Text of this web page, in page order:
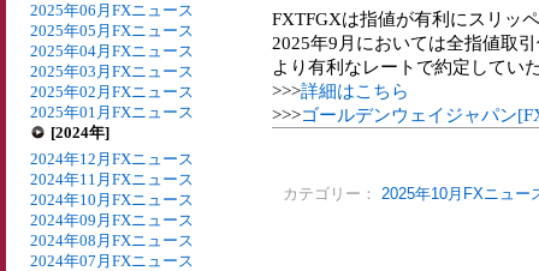
2025年06月FXニュース
2025年05月FXニュース
2025年04月FXニュース
2025年03月FXニュース
2025年02月FXニュース
2025年01月FXニュース
[2024年]
2024年12月FXニュース
2024年11月FXニュース
2024年10月FXニュース
2024年09月FXニュース
2024年08月FXニュース
2024年07月FXニュース
FXTFGXは指値が有利にスリッ
2025年9月においては全指値取
より有利なレートで約定してい
>>>詳細はこちら
>>>ゴールデンウェイジャパン
カテゴリー： 2025年10月FXニュー